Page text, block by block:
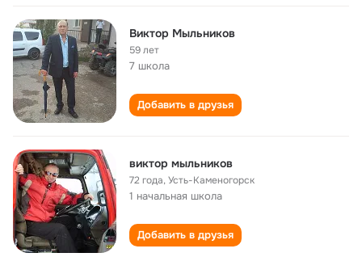
Виктор Мыльников
59 лет
7 школа
Добавить в друзья
виктор мыльников
72 года,Усть-Каменогорск
1 начальная школа
Добавить в друзья